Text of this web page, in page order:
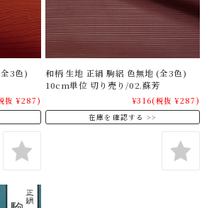
3色)
抜 ¥287)
和柄 生地 正絹 駒絽 色無地 (全3色)
10cm単位 切り売り/02.蘇芳
¥316(税抜 ¥287)
在庫を確認する